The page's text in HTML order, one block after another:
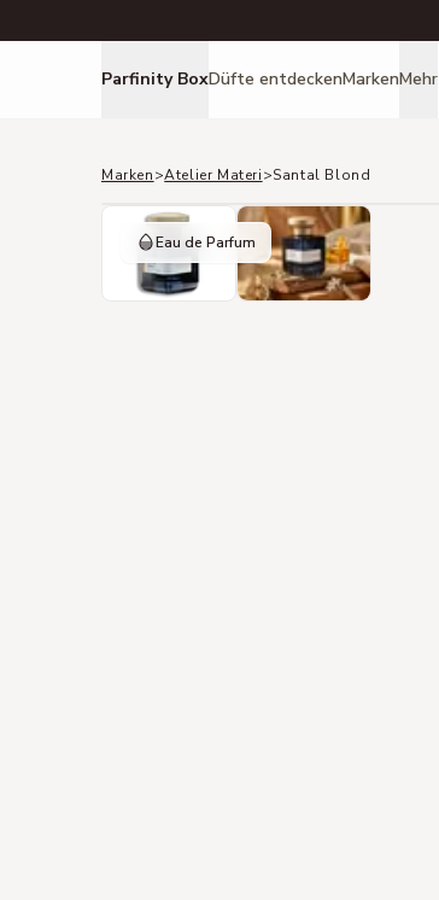
Parfinity BoxDüfte entdeckenMarkenMehr
Marken>Atelier Materi>Santal Blond
Eau de Parfum